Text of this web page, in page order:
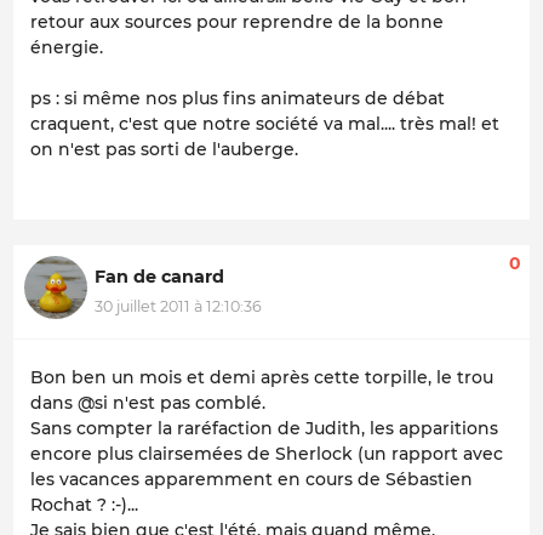
retour aux sources pour reprendre de la bonne
énergie.
ps : si même nos plus fins animateurs de débat
craquent, c'est que notre société va mal.... très mal! et
on n'est pas sorti de l'auberge.
Fan de canard
30 juillet 2011 à 12:10:36
0
Bon ben un mois et demi après cette torpille, le trou
dans @si n'est pas comblé.
Sans compter la raréfaction de Judith, les apparitions
encore plus clairsemées de Sherlock (un rapport avec
les vacances apparemment en cours de Sébastien
Rochat ? :-)...
Je sais bien que c'est l'été, mais quand même.